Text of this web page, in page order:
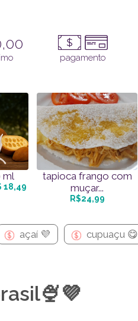
pagamento
ml
18,49
tapioca frango com
muçar...
R$24,99
açaí 💜 cupuaçu 😋